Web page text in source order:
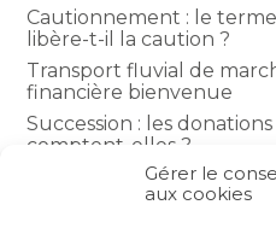
Gérer le
aux cookies
Cautionnement : le
libère-t-il la caution ?
Transport fluvial de
financière bienvenue
Succession : les
comptent-elles ?
Encadrement des loyers